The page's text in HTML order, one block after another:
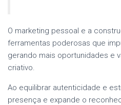
O marketing pessoal e a
ferramentas poderosas que
gerando mais oportunidades e
criativo.
Ao equilibrar autenticidade e
presença e expande o